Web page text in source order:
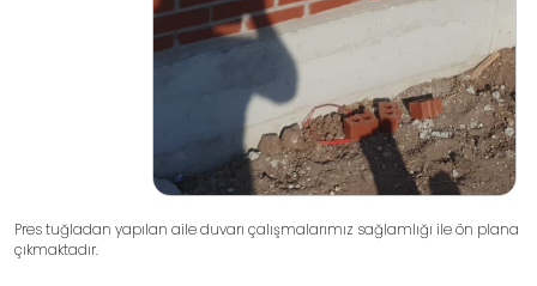
Pres tuğladan yapılan aile duvarı çalışmalarımız sağlamlığı ile ön plana
çıkmaktadır.